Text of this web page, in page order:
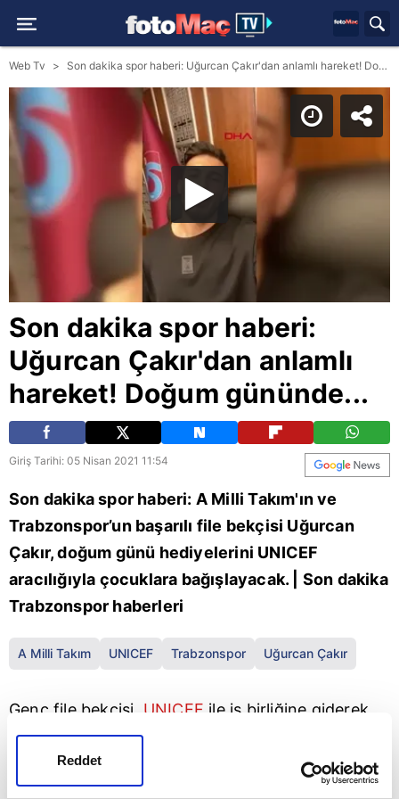
Reddet
Web Tv Son dakika spor haberi: Uğurcan Çakır'dan anlamlı hareket! Doğum gününde...
Son dakika spor haberi:
Uğurcan Çakır'dan anlamlı
hareket! Doğum gününde...
Giriş Tarihi: 05 Nisan 2021 11:54
Son dakika spor haberi: A Milli Takım'ın ve
Trabzonspor’un başarılı file bekçisi Uğurcan
Çakır, doğum günü hediyelerini UNICEF
aracılığıyla çocuklara bağışlayacak. | Son dakika
Trabzonspor haberleri
A Milli Takım UNICEF Trabzonspor Uğurcan Çakır
Genç file bekçisi, UNICEF ile iş birliğine giderek
ilaç ve besin bulmakta zorlanan çocuklar için
kampanya başlattı. 5 Nisan 1996 doğumlu Çakır,
sosyal medya hesabından gerçekleştirdiği